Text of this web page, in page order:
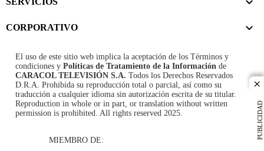
PUBLICIDAD
CORPORATIVO
El uso de este sitio web implica la aceptación de los Términos y
condiciones y Políticas de Tratamiento de la Información de
CARACOL TELEVISIÓN S.A. Todos los Derechos Reservados
D.R.A. Prohibida su reproducción total o parcial, así como su
traducción a cualquier idioma sin autorización escrita de su titular.
Reproduction in whole or in part, or translation without written
permission is prohibited. All rights reserved 2025.
MIEMBRO DE: